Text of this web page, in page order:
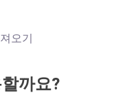
오기
까요?